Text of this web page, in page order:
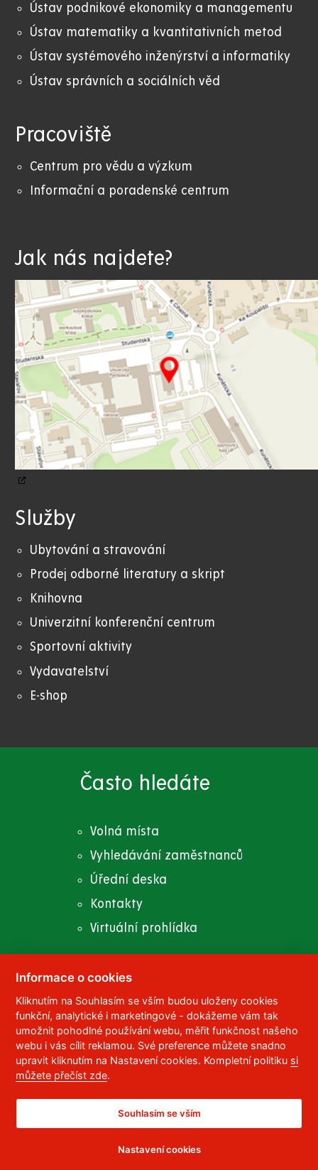
Ústav podnikové ekonomiky a managementu
Ústav matematiky a kvantitativních metod
Ústav systémového inženýrství a informatiky
Ústav správních a sociálních věd
Pracoviště
Centrum pro vědu a výzkum
Informační a poradenské centrum
Jak nás najdete?
Služby
Ubytování a stravování
Prodej odborné literatury a skript
Knihovna
Univerzitní konferenční centrum
Sportovní aktivity
Vydavatelství
E-shop
Často hledáte
Volná místa
Vyhledávání zaměstnanců
Úřední deska
Kontakty
Virtuální prohlídka
© 2023 Univerzita Pardubice,Studentská 95
532 10 Pardubice 2
Telefon: 466 036 111, 466 036 112, 466 036 113
Správce webu ,RSS
Prohlášení o přístupnosti
CC BY-NC-ND 4.0 CZ
Informace o cookies
Kliknutím na Souhlasím se vším budou uloženy cookies
funkční, analytické i marketingové - dokážeme vám tak
umožnit pohodlné používání webu, měřit funkčnost našeho
webu i vás cílit reklamou. Své preference můžete snadno
upravit kliknutím na Nastavení cookies. Kompletní politiku si
můžete přečíst zde.
Souhlasím se vším
Nastavení cookies